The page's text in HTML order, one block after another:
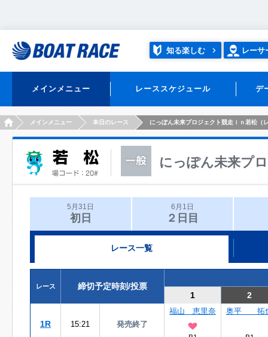
知る楽しむ レーサ
メインメニュー レーススケジュール デ
HOMEメインメニュー 本日のレース にっぽん未来プロジェクト競走ｉｎ若松（
にっぽん未来プ
5月31日
初日
6月1日
２日目
レース一覧
レース
締切予定時刻/投票
1
2
1R 15:21 発売終了
福山 恵里奈 奥平 拓